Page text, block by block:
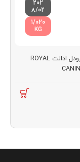
202
8/02
1/020
KG
غذای پوچ سگ رویال کنین پودل ادالت ROYAL